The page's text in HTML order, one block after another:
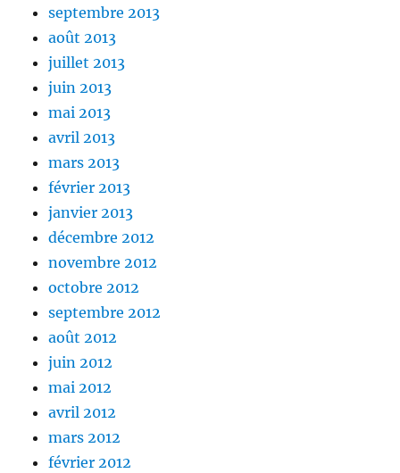
septembre 2013
août 2013
juillet 2013
juin 2013
mai 2013
avril 2013
mars 2013
février 2013
janvier 2013
décembre 2012
novembre 2012
octobre 2012
septembre 2012
août 2012
juin 2012
mai 2012
avril 2012
mars 2012
février 2012